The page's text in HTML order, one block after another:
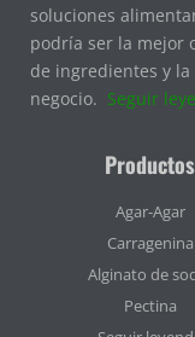
soluciones
podría ser la mejor
de ingredientes y
negocio. Seguir
Productos
Agar-Agar
Carragenina
Alginato de
Pectina